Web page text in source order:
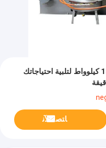
آلة مطبخ زيت فول الصويا بقدرة 15 كيلوواط لتلبية احتياجاتك
ﺎﺘﺼﻟ ﺍﻶﻧ